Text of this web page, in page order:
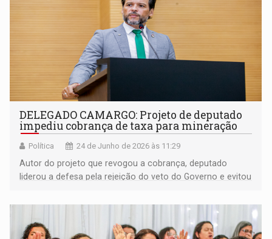
DELEGADO CAMARGO: Projeto de deputado
impediu cobrança de taxa para mineração
Política 24 de Junho de 2026 às 11:29
Autor do projeto que revogou a cobrança, deputado
liderou a defesa pela rejeição do veto do Governo e evitou
agricultura e pecuária